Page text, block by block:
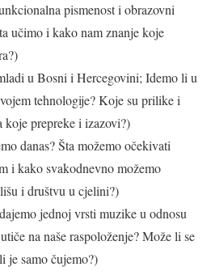
pismenost i obrazovni
učimo i kako nam znanje koje
u Bosni i Hercegovini; Idemo li u
tehnologije? Koje su prilike i
koje prepreke i izazovi?)
danas? Šta možemo očekivati
i kako svakodnevno možemo
i društvu u cjelini?)
jednoj vrsti muzike u odnosu
na naše raspoloženje? Može li se
je samo čujemo?)